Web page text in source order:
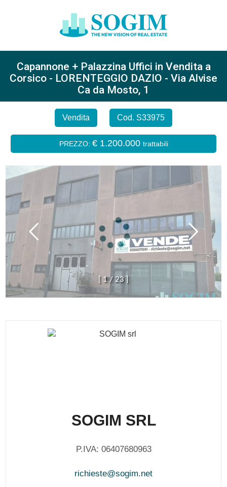
Capannone + Palazzina Uffici in Vendita a
Corsico - LORENTEGGIO DAZIO - Via Alvise
Ca da Mosto, 1
Vendita Cod. S33975
PREZZO: € 1.200.000 trattabili
1 / 23
SOGIM SRL
P.IVA: 06407680963
richieste@sogim.net